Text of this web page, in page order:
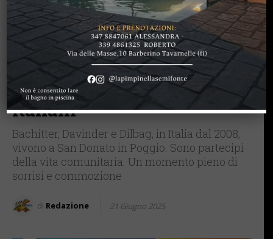
Emozioni e diritti a
Barberino Tavarnelle: i tre
fratelli Singh sono
ufficialmente cittadini
italiani
Bachitter, Davinder e Dilbag, in Italia dal 2008,
vivono a San Donato in Poggio. Sono partecipi
della vita comunitaria. Un momento pieno di
sorrisi e commozione
di Redazione 21 Giugno 2025